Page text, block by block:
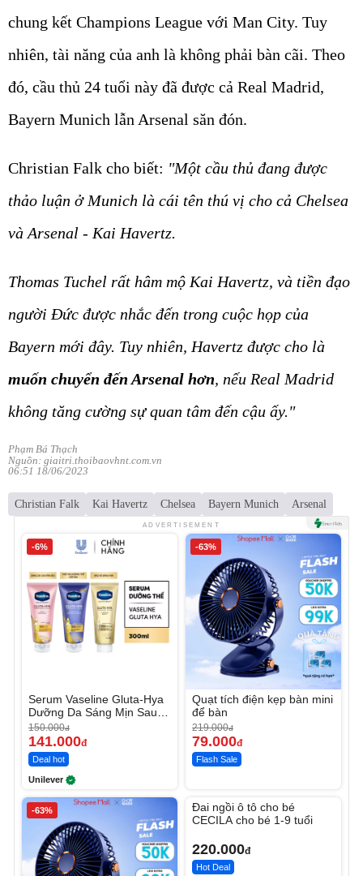
chung kết Champions League với Man City. Tuy
nhiên, tài năng của anh là không phải bàn cãi. Theo
đó, cầu thủ 24 tuổi này đã được cả Real Madrid,
Bayern Munich lẫn Arsenal săn đón.
Christian Falk cho biết: "Một cầu thủ đang được
thảo luận ở Munich là cái tên thú vị cho cả Chelsea
và Arsenal - Kai Havertz.
Thomas Tuchel rất hâm mộ Kai Havertz, và tiền đạo
người Đức được nhắc đến trong cuộc họp của
Bayern mới đây. Tuy nhiên, Havertz được cho là
muốn chuyển đến Arsenal hơn, nếu Real Madrid
không tăng cường sự quan tâm đến cậu ấy."
Phạm Bá Thạch
Nguồn: giaitri.thoibaovhnt.com.vn
06:51 18/06/2023
Christian Falk Kai Havertz Chelsea Bayern Munich Arsenal
ADVERTISEMENT
-6%
Serum Vaseline Gluta-Hya
Dưỡng Da Sáng Mịn Sau 7
Ngày
150.000đ
141.000đ
Deal hot
Unilever
-63%
Quạt tích điện kẹp bàn mini
để bàn
219.000đ
79.000đ
Flash Sale
-63%
Đai ngồi ô tô cho bé
CECILA cho bé 1-9 tuổi
220.000đ
Hot Deal